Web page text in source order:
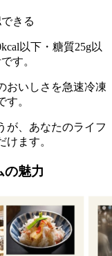
きる
以下・糖質25g以
です。
おいしさを急速冷凍
す。
が、あなたのライフ
ます。
の魅力